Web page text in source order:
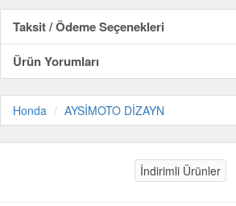
Taksit / Ödeme Seçenekleri
Ürün Yorumları
Honda AYSİMOTO DİZAYN
İndirimli Ürünler